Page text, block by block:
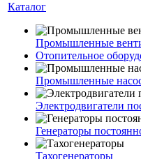
Каталог
Промышленные
Отопительное
Промышленные
Электродвигатели
Генераторы
Тахогенераторы